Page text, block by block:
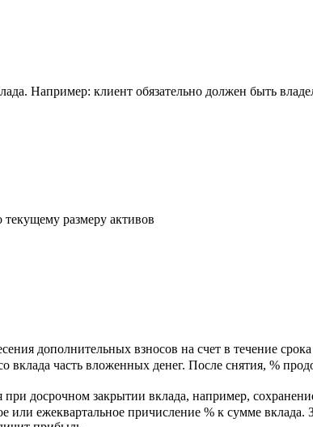
Например: клиент обязательно должен быть
размеру активов
дополнительных взносов на счет в течение
вклада часть вложенных денег. После снятия, %
при досрочном закрытии вклада, например,
или ежеквартальное причисление % к сумме